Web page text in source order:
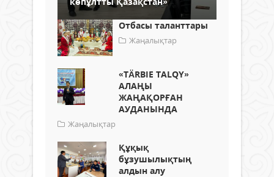
Отбасы таланттары
Жаңалықтар
«ТÄRBIE TALQY»
АЛАҢЫ
ЖАҢАҚОРҒАН
АУДАНЫНДА
Жаңалықтар
Құқық
бұзушылықтың
алдын алу